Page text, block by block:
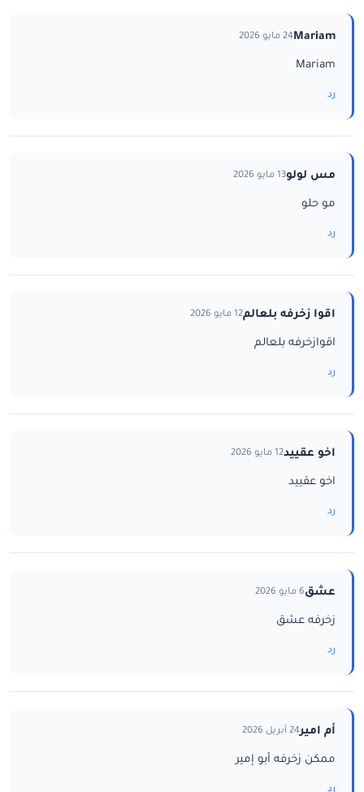
Mariam24 مايو 2026
Mariam
رد
مس لولو13 مايو 2026
مو حلو
رد
اقوا زخرفه بلعالم12 مايو 2026
اقوازخرفه بلعالم
رد
اخو عقييد12 مايو 2026
اخو عقييد
رد
عشق6 مايو 2026
زخرفه عشق
رد
أم امير24 أبريل 2026
ممكن زخرفه أبو إمير